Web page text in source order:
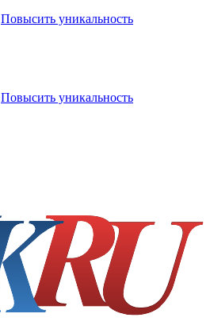
Повысить уникальность
Повысить уникальность